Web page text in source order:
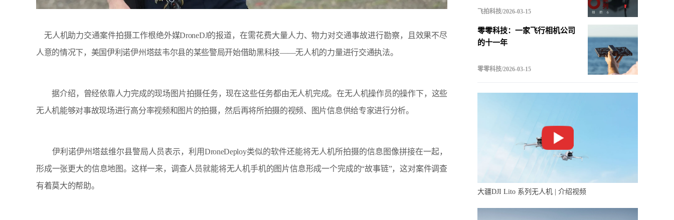
无人机助力交通案件拍摄工作根绝外媒DroneDJ的报道，在需花费大量人力、物力对交通事故进行勘察，且效果不尽
人意的情况下，美国伊利诺伊州塔兹韦尔县的某些警局开始借助黑科技——无人机的力量进行交通执法。
据介绍，曾经依靠人力完成的现场图片拍摄任务，现在这些任务都由无人机完成。在无人机操作员的操作下，这些
无人机能够对事故现场进行高分率视频和图片的拍摄，然后再将所拍摄的视频、图片信息供给专家进行分析。
伊利诺伊州塔兹维尔县警局人员表示，利用DroneDeploy类似的软件还能将无人机所拍摄的信息图像拼接在一起，
形成一张更大的信息地图。这样一来，调查人员就能将无人机手机的图片信息形成一个完成的“故事链”，这对案件调查
有着莫大的帮助。
飞拍科技/2026-03-15
零零科技：一家飞行相机公司
的十一年
零零科技/2026-03-15
大疆DJI Lito 系列无人机 | 介绍视频